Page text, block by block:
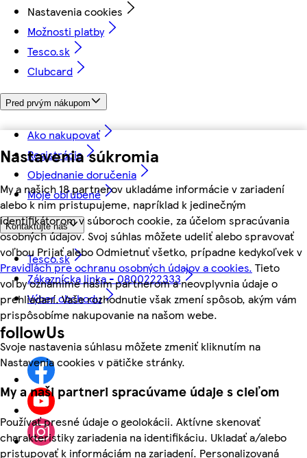
Nastavenia súkromia
My a našich 18 partnerov ukladáme informácie v zariadení
alebo k nim pristupujeme, napríklad k jedinečným
identifikátorom v súboroch cookie, za účelom spracúvania
osobných údajov. Svoj súhlas môžete udeliť alebo spravovať
voľbou Prijať alebo Odmietnuť všetko, prípadne kedykoľvek v
Pravidlách pre ochranu osobných údajov a cookies. Tieto
voľby oznámime našim partnerom a neovplyvnia údaje o
prehliadaní. Vaše rozhodnutie však zmení spôsob, akým vám
prispôsobíme nakupovanie na našom webe.
Svoje nastavenia súhlasu môžete zmeniť kliknutím na
Nastavenia cookies v pätičke stránky.
My a naši partneri spracúvame údaje s cieľom
Používať presné údaje o geolokácii. Aktívne skenovať
charakteristiky zariadenia na identifikáciu. Ukladať a/alebo
pristupovať k informáciám na zariadení. Personalizovaná
Nastavenia cookies
Možnosti platby
Tesco.sk
Clubcard
Pred prvým nákupom
Ako nakupovať
Registrácia
Objednanie doručenia
Moje obľúbené
Kontaktujte nás
Tesco.sk
Zákaznícka linka - 0800222333
Výber obchodu
followUs